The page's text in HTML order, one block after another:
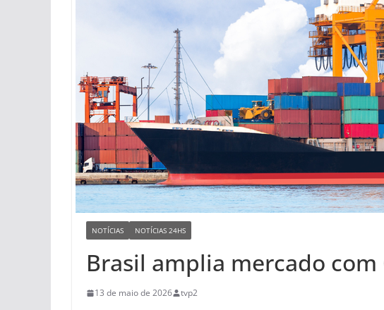
NOTÍCIAS NOTÍCIAS 24HS
Brasil amplia mercado com
13 de maio de 2026 tvp2